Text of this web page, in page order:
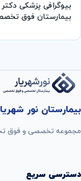
بیوگرافی پزشکی
بیمارستان فوق
بیمارستان نور
مجموعه تخصصی و فوق
دسترسی سریع